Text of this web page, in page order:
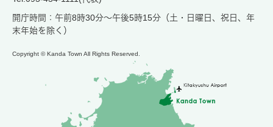
開庁時間：午前8時30分～午後5時15分（土・日曜日、祝日、年
末年始を除く）
Copyright © Kanda Town All Rights Reserved.